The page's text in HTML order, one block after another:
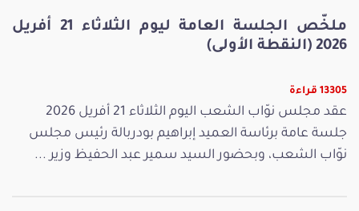
ملخّص الجلسة العامة ليوم الثلاثاء 21 أفريل
2026 (النقطة الأولى)
13305 قراءة
عقد مجلس نوّاب الشعب اليوم الثلاثاء 21 أفريل 2026
جلسة عامة برئاسة العميد إبراهيم بودربالة رئيس مجلس
نوّاب الشعب، وبحضور السيد سمير عبد الحفيظ وزير ...